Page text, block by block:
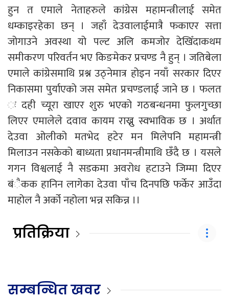
हुन त एमाले नेताहरुले कांग्रेस महामन्त्रीलाई समेत
धम्काइरहेका छन् । जहाँ देउवालाईमात्रै फकाएर सत्ता
जोगाउने अवस्था यो पल्ट अलि कमजोर देखिँदाकथम
समीकरण परिवर्तन भए किङमेकर प्रचण्ड नै हुन् । जतिबेला
एमाले कांग्रेसमाथि प्रश्न उठ्नेमात्र होइन नयाँ सरकार दिएर
निकासमा पुर्याएको जस समेत प्रचण्डलाई जाने छ । फलत
ः दही च्यूरा खाएर शुरु भएको गठबन्धनमा फुलगुच्छा
लिएर एमालेले दवाव कायम राख्नु स्वभाविक छ । अर्थात
देउवा ओलीको मतभेद हटेर मन मिलेपनि महामन्त्री
मिलाउन नसकेको बाध्यता प्रधानमन्त्रीमाथि छँदै छ । यसले
गगन विश्वलाई नै सडकमा अवरोध हटाउने जिम्मा दिएर
बंैकक हानिन लागेका देउवा पाँच दिनपछि फर्केर आउँदा
माहोल नै अर्को नहोला भन्न सकिन्न ।।
प्रतिक्रिया
सम्बन्धित खवर